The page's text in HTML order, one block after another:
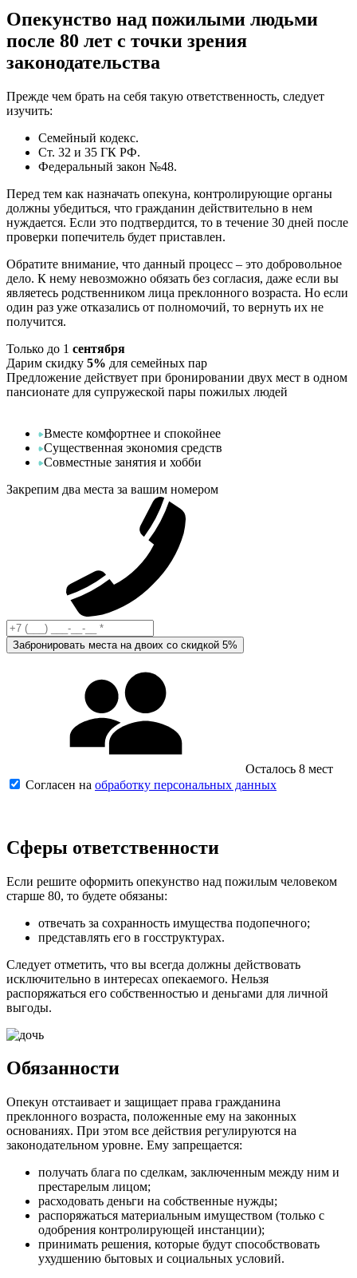
Опекунство над пожилыми людьми
после 80 лет с точки зрения
законодательства
Прежде чем брать на себя такую ответственность, следует
изучить:
Семейный кодекс.
Ст. 32 и 35 ГК РФ.
Федеральный закон №48.
Перед тем как назначать опекуна, контролирующие органы
должны убедиться, что гражданин действительно в нем
нуждается. Если это подтвердится, то в течение 30 дней после
проверки попечитель будет приставлен.
Обратите внимание, что данный процесс – это добровольное
дело. К нему невозможно обязать без согласия, даже если вы
являетесь родственником лица преклонного возраста. Но если
один раз уже отказались от полномочий, то вернуть их не
получится.
Только до 1 сентября
Дарим скидку 5% для семейных пар
Предложение действует при бронировании двух мест в одном
пансионате для супружеской пары пожилых людей
Вместе комфортнее и спокойнее
Существенная экономия средств
Совместные занятия и хобби
Закрепим два места за вашим номером
Забронировать места на двоих со скидкой 5%
Осталось 8 мест
Согласен на обработку персональных данных
Сферы ответственности
Если решите оформить опекунство над пожилым человеком
старше 80, то будете обязаны:
отвечать за сохранность имущества подопечного;
представлять его в госструктурах.
Следует отметить, что вы всегда должны действовать
исключительно в интересах опекаемого. Нельзя
распоряжаться его собственностью и деньгами для личной
выгоды.
Обязанности
Опекун отстаивает и защищает права гражданина
преклонного возраста, положенные ему на законных
основаниях. При этом все действия регулируются на
законодательном уровне. Ему запрещается:
получать блага по сделкам, заключенным между ним и
престарелым лицом;
расходовать деньги на собственные нужды;
распоряжаться материальным имуществом (только с
одобрения контролирующей инстанции);
принимать решения, которые будут способствовать
ухудшению бытовых и социальных условий.